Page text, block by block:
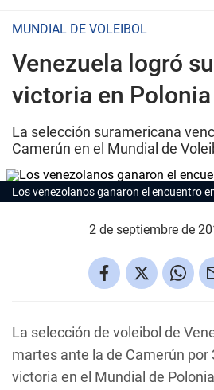
MUNDIAL DE VOLEIBOL
Venezuela logró
victoria en Polonia
La selección suramericana
Camerún en el Mundial de
Los venezolanos ganaron el encuentro
2 de septiembre de
La selección de voleibol de
martes ante la de Camerún por
victoria en el Mundial de